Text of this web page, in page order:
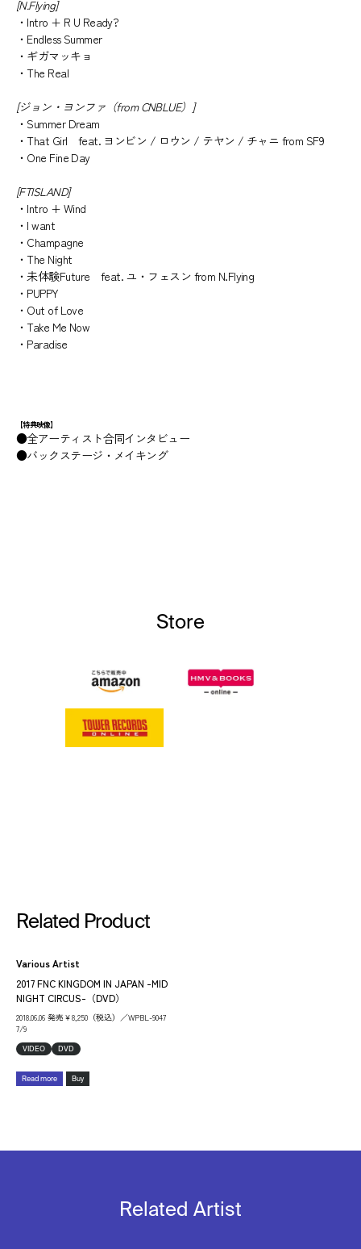
[N.Flying]
・Intro + R U Ready?
・Endless Summer
・ギガマッキョ
・The Real
[ジョン・ヨンファ（from CNBLUE）]
・Summer Dream
・That Girl feat. ヨンビン / ロウン / テヤン / チャニ from SF9
・One Fine Day
[FTISLAND]
・Intro + Wind
・I want
・Champagne
・The Night
・未体験Future feat. ユ・フェスン from N.Flying
・PUPPY
・Out of Love
・Take Me Now
・Paradise
【特典映像】
●全アーティスト合同インタビュー
●バックステージ・メイキング
Store
Related Product
Various Artist
2017 FNC KINGDOM IN JAPAN -MID
NIGHT CIRCUS-（DVD）
2018.06.06 発売￥8,250（税込）／WPBL-9047
7/9
VIDEO DVD
Read more Buy
Related Artist